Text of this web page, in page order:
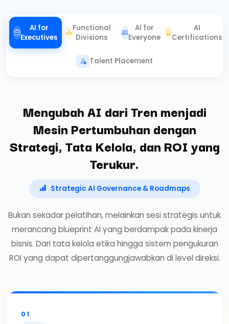
AI for
Executives
Functional
Divisions
AI for
Everyone
AI
Certifications
Talent Placement
Mengubah AI dari Tren menjadi
Mesin Pertumbuhan dengan
Strategi, Tata Kelola, dan ROI yang
Terukur.
Strategic AI Governance & Roadmaps
Bukan sekadar pelatihan, melainkan sesi strategis untuk
merancang blueprint AI yang berdampak pada kinerja
bisnis. Dari tata kelola etika hingga sistem pengukuran
ROI yang dapat dipertanggungjawabkan di level direksi.
01